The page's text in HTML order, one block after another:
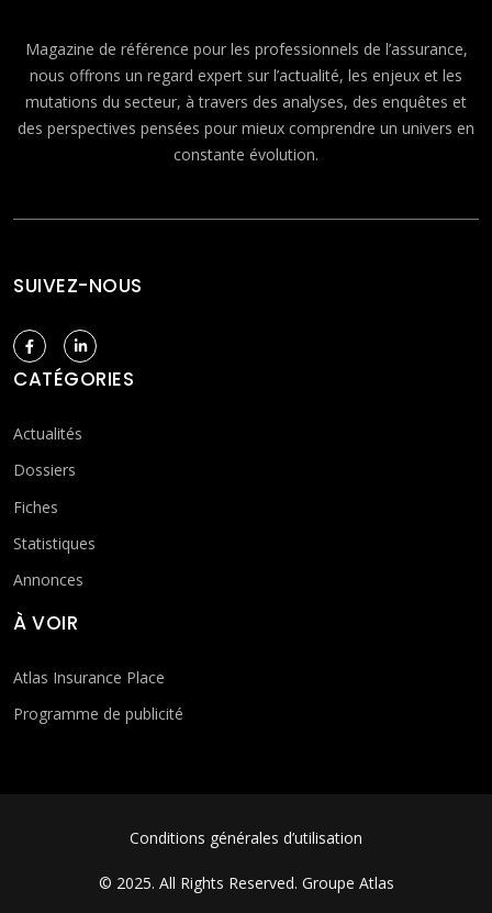
Magazine de référence pour les professionnels de l’assurance,
nous offrons un regard expert sur l’actualité, les enjeux et les
mutations du secteur, à travers des analyses, des enquêtes et
des perspectives pensées pour mieux comprendre un univers en
constante évolution.
SUIVEZ-NOUS
CATÉGORIES
Actualités
Dossiers
Fiches
Statistiques
Annonces
À VOIR
Atlas Insurance Place
Programme de publicité
FOOTER MENUConditions générales d’utilisation
© 2025. All Rights Reserved. Groupe Atlas